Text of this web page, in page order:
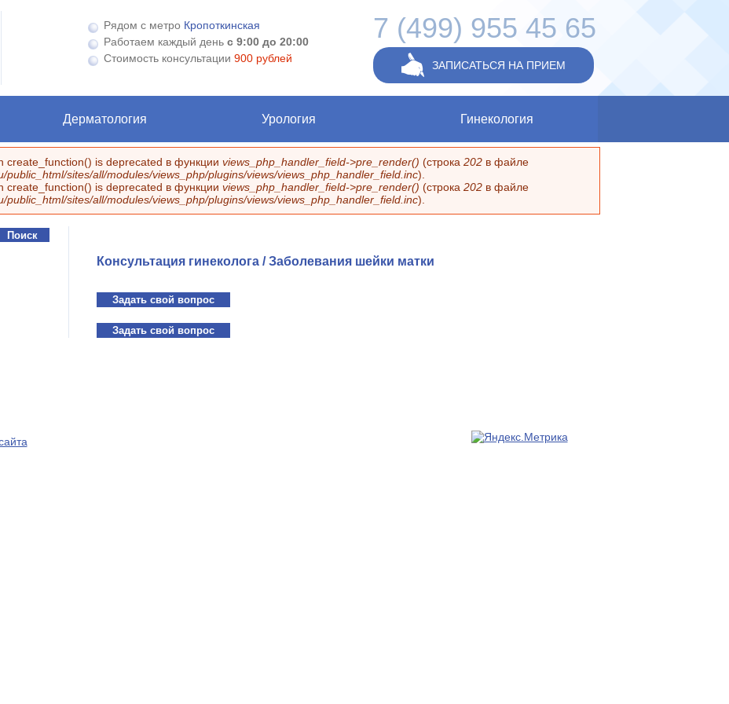
Рядом с метро Кропоткинская
Работаем каждый деньс 9:00 до 20:00
Стоимость консультации900 рублей
7 (499) 955 45 65
ЗАПИСАТЬСЯ НА ПРИЕМ
Дерматология Урология Гинекология
create_function() is deprecated в функции views_php_handler_field->pre_render() (строка 202в файле
public_html/sites/all/modules/views_php/plugins/views/views_php_handler_field.inc).
create_function() is deprecated в функции views_php_handler_field->pre_render() (строка 202в файле
public_html/sites/all/modules/views_php/plugins/views/views_php_handler_field.inc).
Консультация гинеколога / Заболевания шейки матки
Задать свой вопрос
Задать свой вопрос